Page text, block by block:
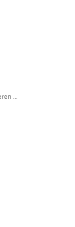
...